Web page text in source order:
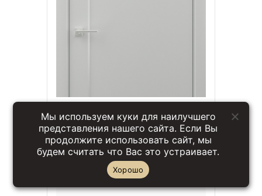
Межкомнатная дверь серия
«Комфорт» Модель PF5
Бренд: Древпром
1197,00р.
Мы используем куки для наилучшего
представления нашего сайта. Если Вы
продолжите использовать сайт, мы
будем считать что Вас это устраивает.
Хорошо